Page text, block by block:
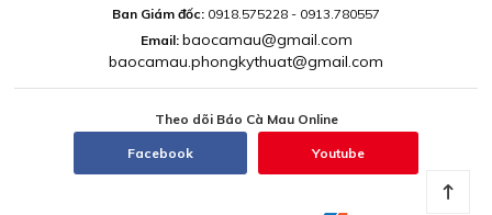
Ban Giám đốc: 0918.575228 - 0913.780557
Email: baocamau@gmail.com
baocamau.phongkythuat@gmail.com
Theo dõi Báo Cà Mau Online
Facebook Youtube